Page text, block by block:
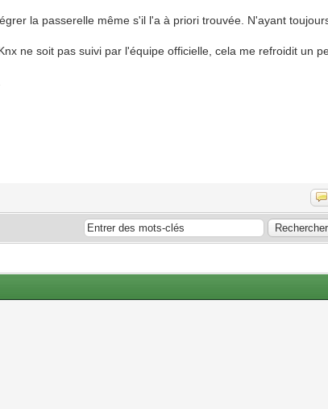
la passerelle même s'il l'a à priori trouvée. N'ayant
ne soit pas suivi par l'équipe officielle, cela me refroidit un